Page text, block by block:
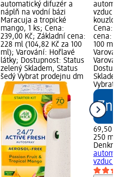
automatický difuzér a
náplň na vodní bázi
Maracuja a tropické
mango, 1 ks; Cena:
239,00 Kč; Základní cena:
228 ml (104,82 Kč za 100
ml); Varování: Hořlavé
látky; Dostupnost: Status
zelený Skladem, Status
šedý Vybrat prodejnu dm
vzduchu
kouzlo
Cena:
cena:
100 ml);
Vybrat
69,50 Kč
250 ml
Denkmit